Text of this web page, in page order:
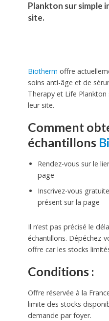
Plankton sur simple
site.
Biotherm offre
soins anti-âge et de
Therapy et Life
leur site.
Comment
échantillons
Rendez-vous sur le
page
Inscrivez-vous
présent sur la page
Il n’est pas précisé le
échantillons. Dépéchez-
offre car les stocks
Conditions :
Offre réservée à la
limite des stocks
demande par foyer.